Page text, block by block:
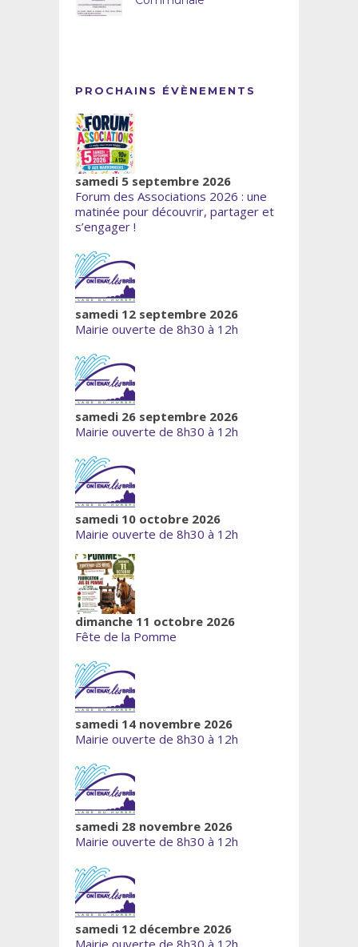
PROCHAINS ÉVÈNEMENTS
samedi 5 septembre 2026
Forum des Associations 2026 : une
matinée pour découvrir, partager et
s’engager !
samedi 12 septembre 2026
Mairie ouverte de 8h30 à 12h
samedi 26 septembre 2026
Mairie ouverte de 8h30 à 12h
samedi 10 octobre 2026
Mairie ouverte de 8h30 à 12h
dimanche 11 octobre 2026
Fête de la Pomme
samedi 14 novembre 2026
Mairie ouverte de 8h30 à 12h
samedi 28 novembre 2026
Mairie ouverte de 8h30 à 12h
samedi 12 décembre 2026